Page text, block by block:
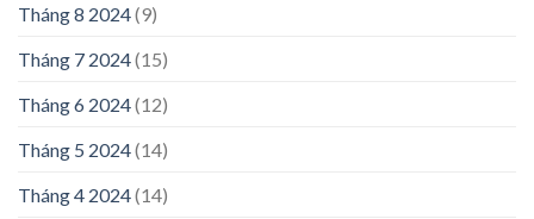
Tháng 8 2024(9)
Tháng 7 2024(15)
Tháng 6 2024(12)
Tháng 5 2024(14)
Tháng 4 2024(14)